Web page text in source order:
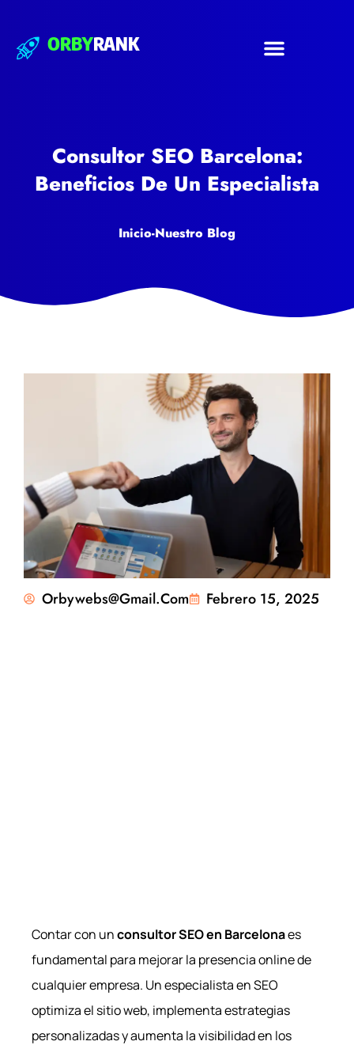
ORBYRANK
Consultor SEO Barcelona:
Beneficios De Un Especialista
Inicio-Nuestro Blog
Orbywebs@gmail.com Febrero 15, 2025
Contar con unconsultor SEO en Barcelonaes
fundamental para mejorar la presencia online de
cualquier empresa. Un especialista en SEO
optimiza el sitio web, implementa estrategias
personalizadas y aumenta la visibilidad en los